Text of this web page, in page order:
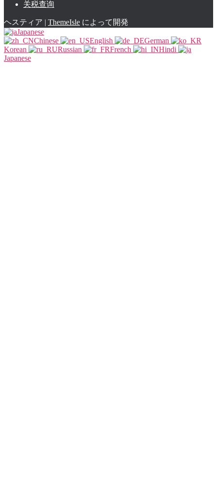
关税查询
ヘスティア | ThemeIsle によって開発
Japanese
Chinese
English
German
Korean
Russian French
Hindi
Japanese